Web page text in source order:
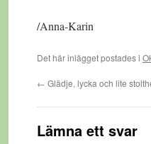
/Anna-Karin
Det här inlägget postades i
← Glädje, lycka och lite
Lämna ett svar